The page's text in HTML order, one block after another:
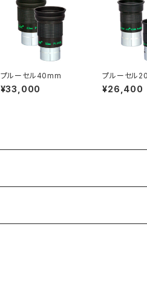
プルーセル40mm
¥33,000
プルーセル
¥26,400